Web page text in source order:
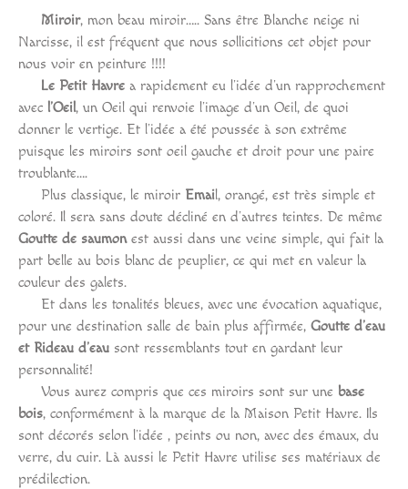
Miroir, mon beau miroir….. Sans être Blanche neige ni
Narcisse, il est fréquent que nous sollicitions cet objet pour
nous voir en peinture !!!!
Le Petit Havre a rapidement eu l’idée d’un rapprochement
avec l’Oeil, un Oeil qui renvoie l’image d’un Oeil, de quoi
donner le vertige. Et l’idée a été poussée à son extrême
puisque les miroirs sont oeil gauche et droit pour une paire
troublante….
Plus classique, le miroir Email, orangé, est très simple et
coloré. Il sera sans doute décliné en d’autres teintes. De même
Goutte de saumonest aussi dans une veine simple, qui fait la
part belle au bois blanc de peuplier, ce qui met en valeur la
couleur des galets.
Et dans les tonalités bleues, avec une évocation aquatique,
pour une destination salle de bain plus affirmée, Goutte d’eau
et Rideau d’eau sont ressemblants tout en gardant leur
personnalité!
Vous aurez compris que ces miroirs sont sur une base
bois, conformément à la marque de la Maison Petit Havre. Ils
sont décorés selon l’idée , peints ou non, avec des émaux, du
verre, du cuir. Là aussi le Petit Havre utilise ses matériaux de
prédilection.